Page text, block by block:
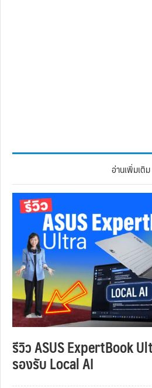
อ่านเพิ่มเติม
รีวิว ASUS ExpertBook
รองรับ Local AI